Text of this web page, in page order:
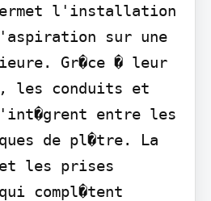
l'installation
sur une
Gr�ce � leur
les conduits et
entre les
de pl�tre. La
les prises
compl�tent